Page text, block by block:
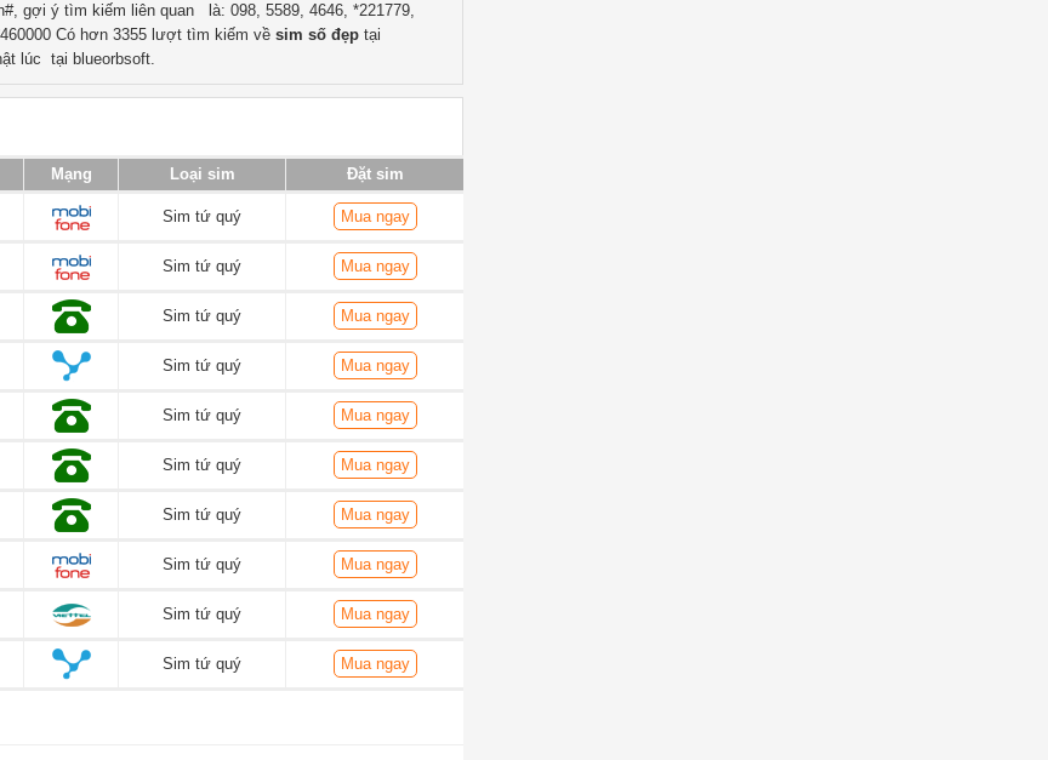
gợi ý tìm kiếm liên quan là: 098, 5589, 4646, *221779,
Có hơn 3355 lượt tìm kiếm về sim số đẹp tại
lúc tại blueorbsoft.
Mạng Loại sim Đặt sim
Sim tứ quý Mua ngay
Sim tứ quý Mua ngay
Sim tứ quý Mua ngay
Sim tứ quý Mua ngay
Sim tứ quý Mua ngay
Sim tứ quý Mua ngay
Sim tứ quý Mua ngay
Sim tứ quý Mua ngay
Sim tứ quý Mua ngay
Sim tứ quý Mua ngay